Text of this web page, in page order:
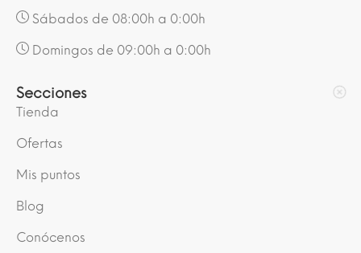
Sábados de 08:00h a 0:00h
Domingos de 09:00h a 0:00h
Secciones
Tienda
Ofertas
Mis puntos
Blog
Conócenos